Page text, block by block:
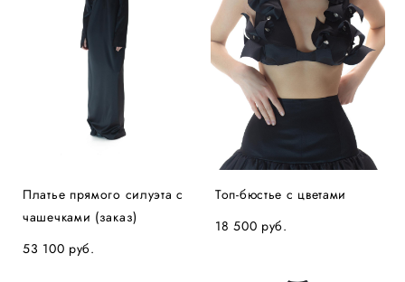
Платье прямого силуэта с
чашечками (заказ)
53 100 pуб.
Топ-бюстье с цветами
18 500 pуб.